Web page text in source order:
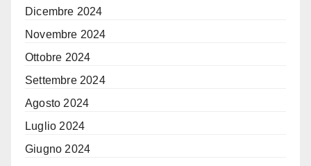
Dicembre 2024
Novembre 2024
Ottobre 2024
Settembre 2024
Agosto 2024
Luglio 2024
Giugno 2024